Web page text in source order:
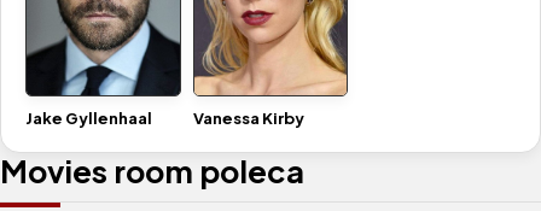
Movies room poleca
Jake Gyllenhaal Vanessa Kirby